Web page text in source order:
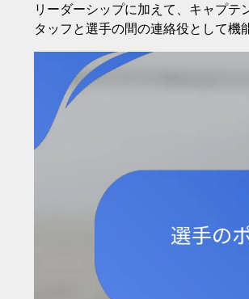
リーダーシップに加えて、キャプ
タッフと選手の間の連絡役として機